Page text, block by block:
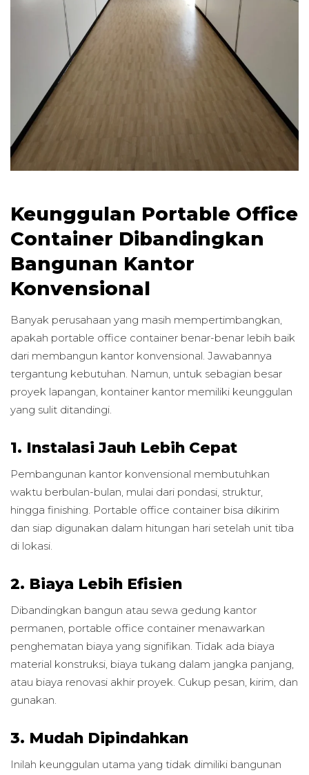
Keunggulan Portable Office
Container Dibandingkan
Bangunan Kantor
Konvensional
Banyak perusahaan yang masih mempertimbangkan,
apakah portable office container benar-benar lebih baik
dari membangun kantor konvensional. Jawabannya
tergantung kebutuhan. Namun, untuk sebagian besar
proyek lapangan, kontainer kantor memiliki keunggulan
yang sulit ditandingi.
1. Instalasi Jauh Lebih Cepat
Pembangunan kantor konvensional membutuhkan
waktu berbulan-bulan, mulai dari pondasi, struktur,
hingga finishing. Portable office container bisa dikirim
dan siap digunakan dalam hitungan hari setelah unit tiba
di lokasi.
2. Biaya Lebih Efisien
Dibandingkan bangun atau sewa gedung kantor
permanen, portable office container menawarkan
penghematan biaya yang signifikan. Tidak ada biaya
material konstruksi, biaya tukang dalam jangka panjang,
atau biaya renovasi akhir proyek. Cukup pesan, kirim, dan
gunakan.
3. Mudah Dipindahkan
Inilah keunggulan utama yang tidak dimiliki bangunan